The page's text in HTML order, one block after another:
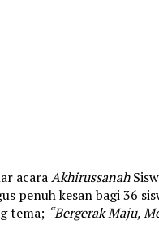
acaraAkhirussanah
penuh kesan bagi 36
tema; “Bergerak Maju,